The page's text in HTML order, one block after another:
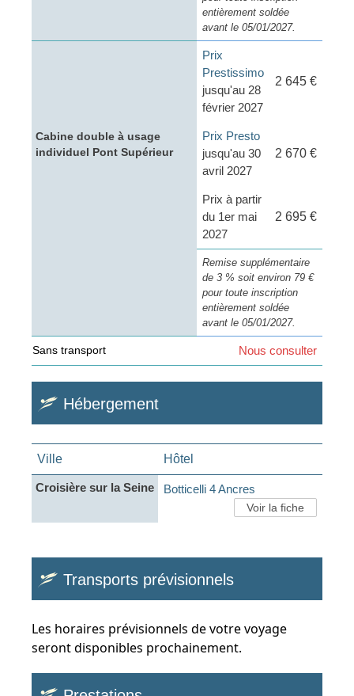
entièrement soldée
avant le 05/01/2027.
Cabine double à usage
individuel Pont Supérieur
Prix
Prestissimo
jusqu'au 28
février 2027
2 645 €
Prix Presto
jusqu'au 30
avril 2027
2 670 €
Prix à partir
du 1er mai
2027
2 695 €
Remise supplémentaire
de 3 % soit environ 79 €
pour toute inscription
entièrement soldée
avant le 05/01/2027.
Sans transport Nous consulter
Hébergement
Ville Hôtel
Croisière sur la Seine Botticelli 4 Ancres
Voir la fiche
Transports prévisionnels
Les horaires prévisionnels de votre voyage
seront disponibles prochainement.